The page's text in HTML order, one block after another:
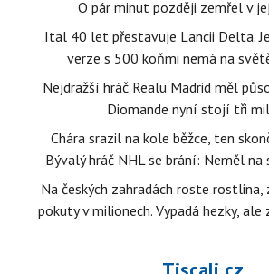
O pár minut později zemřel v
Ital 40 let přestavuje Lancii Delta.
verze s 500 koňmi nemá na
Nejdražší hráč Realu Madrid měl
Diomande nyní stojí tři
Chára srazil na kole běžce, ten
Bývalý hráč NHL se brání: Neměl
Na českých zahradách roste
pokuty v milionech. Vypadá hezky, ale